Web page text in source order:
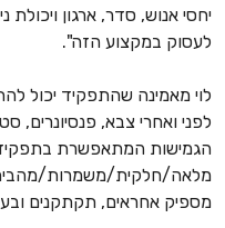
יחסי אנוש, סדר, ארגון
לעסוק במקצוע הזה".
לוי מאמינה שהתפקיד יכול
לפני ואחרי צבא, פנסיונרים,
הגמישות המתאפשרת
מלאה/חלקית/משמרות/מהבית
מספיק אחראים, תקתקנים